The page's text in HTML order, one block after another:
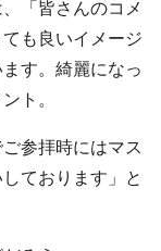
「皆さんのコメ
も良いイメージ
す。綺麗になっ
ト。
参拝時にはマス
ております」と